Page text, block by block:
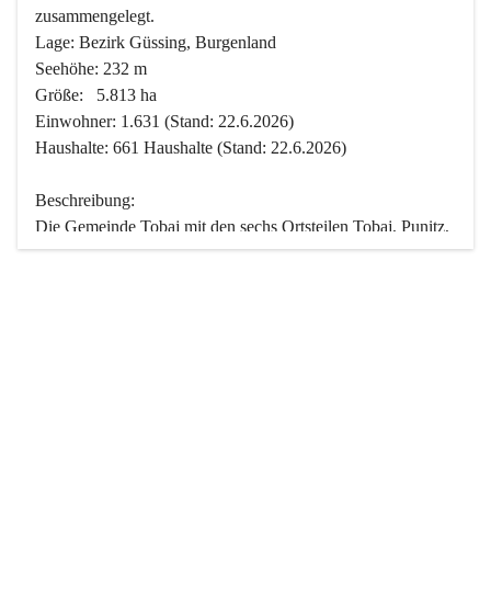
zusammengelegt.
Lage: Bezirk Güssing, Burgenland
Seehöhe: 232 m
Größe:   5.813 ha
Einwohner: 1.631 (Stand: 22.6.2026)
Haushalte: 661 Haushalte (Stand: 22.6.2026)
Beschreibung:
Die Gemeinde Tobaj mit den sechs Ortsteilen Tobaj, Punitz,
Deutsch Tschantschendorf, Kroatisch Tschantschendorf,